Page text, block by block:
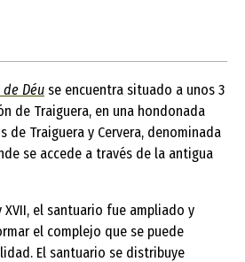
Déu se encuentra situado a unos 3
de Traiguera, en una hondonada
de Traiguera y Cervera, denominada
se accede a través de la antigua
XVII, el santuario fue ampliado y
el complejo que se puede
El santuario se distribuye